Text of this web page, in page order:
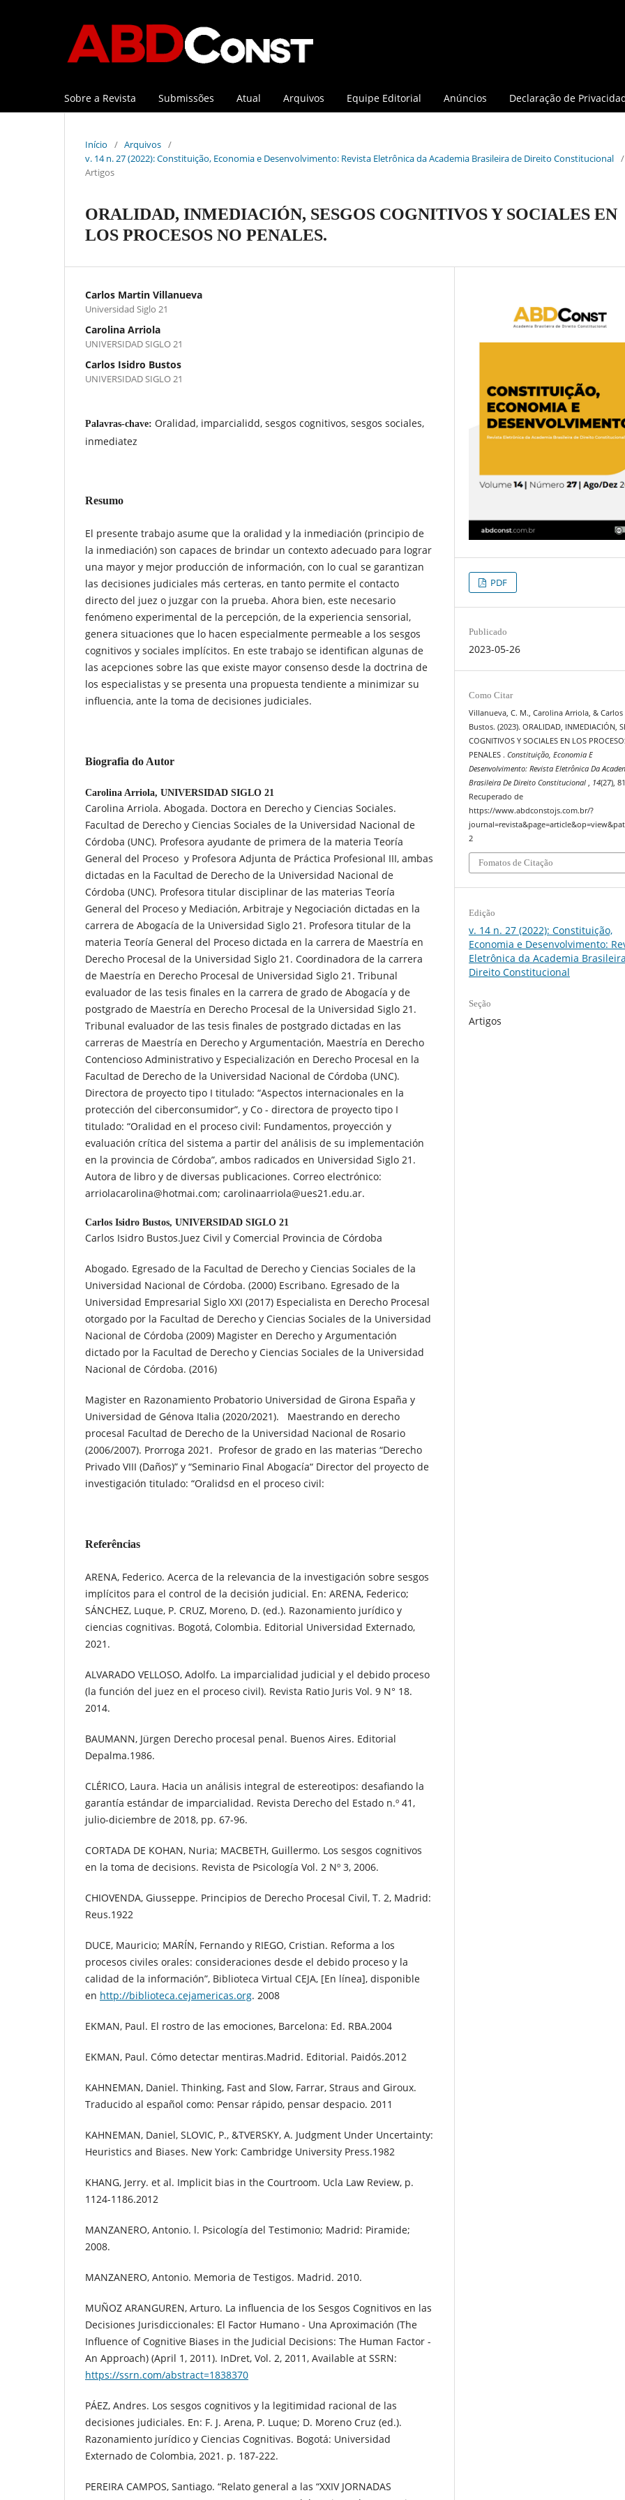
Sobre a Revista Submissões Atual Arquivos Equipe Editorial Anúncios Declaração de
Início / Arquivos /
v. 14 n. 27 (2022): Constituição, Economia e Desenvolvimento: Revista Eletrônica da Academia Brasileira de Direito Constitucional /
Artigos
ORALIDAD, INMEDIACIÓN, SESGOS COGNITIVOS Y SOCIALES EN
LOS PROCESOS NO PENALES.
Carlos Martin Villanueva
Universidad Siglo 21
Carolina Arriola
UNIVERSIDAD SIGLO 21
Carlos Isidro Bustos
UNIVERSIDAD SIGLO 21
Palavras-chave: Oralidad, imparcialidd, sesgos cognitivos, sesgos sociales,
inmediatez
Resumo
El presente trabajo asume que la oralidad y la inmediación (principio de
la inmediación) son capaces de brindar un contexto adecuado para lograr
una mayor y mejor producción de información, con lo cual se garantizan
las decisiones judiciales más certeras, en tanto permite el contacto
directo del juez o juzgar con la prueba. Ahora bien, este necesario
fenómeno experimental de la percepción, de la experiencia sensorial,
genera situaciones que lo hacen especialmente permeable a los sesgos
cognitivos y sociales implícitos. En este trabajo se identifican algunas de
las acepciones sobre las que existe mayor consenso desde la doctrina de
los especialistas y se presenta una propuesta tendiente a minimizar su
influencia, ante la toma de decisiones judiciales.
Biografia do Autor
Carolina Arriola, UNIVERSIDAD SIGLO 21
Carolina Arriola. Abogada. Doctora en Derecho y Ciencias Sociales.
Facultad de Derecho y Ciencias Sociales de la Universidad Nacional de
Córdoba (UNC). Profesora ayudante de primera de la materia Teoría
General del Proceso y Profesora Adjunta de Práctica Profesional III, ambas
dictadas en la Facultad de Derecho de la Universidad Nacional de
Córdoba (UNC). Profesora titular disciplinar de las materias Teoría
General del Proceso y Mediación, Arbitraje y Negociación dictadas en la
carrera de Abogacía de la Universidad Siglo 21. Profesora titular de la
materia Teoría General del Proceso dictada en la carrera de Maestría en
Derecho Procesal de la Universidad Siglo 21. Coordinadora de la carrera
de Maestría en Derecho Procesal de Universidad Siglo 21. Tribunal
evaluador de las tesis finales en la carrera de grado de Abogacía y de
postgrado de Maestría en Derecho Procesal de la Universidad Siglo 21.
Tribunal evaluador de las tesis finales de postgrado dictadas en las
carreras de Maestría en Derecho y Argumentación, Maestría en Derecho
Contencioso Administrativo y Especialización en Derecho Procesal en la
Facultad de Derecho de la Universidad Nacional de Córdoba (UNC).
Directora de proyecto tipo I titulado: “Aspectos internacionales en la
protección del ciberconsumidor”, y Co - directora de proyecto tipo I
titulado: “Oralidad en el proceso civil: Fundamentos, proyección y
evaluación crítica del sistema a partir del análisis de su implementación
en la provincia de Córdoba”, ambos radicados en Universidad Siglo 21.
Autora de libro y de diversas publicaciones. Correo electrónico:
arriolacarolina@hotmai.com; carolinaarriola@ues21.edu.ar.
Carlos Isidro Bustos, UNIVERSIDAD SIGLO 21
Carlos Isidro Bustos.Juez Civil y Comercial Provincia de Córdoba
Abogado. Egresado de la Facultad de Derecho y Ciencias Sociales de la
Universidad Nacional de Córdoba. (2000) Escribano. Egresado de la
Universidad Empresarial Siglo XXI (2017) Especialista en Derecho Procesal
otorgado por la Facultad de Derecho y Ciencias Sociales de la Universidad
Nacional de Córdoba (2009) Magister en Derecho y Argumentación
dictado por la Facultad de Derecho y Ciencias Sociales de la Universidad
Nacional de Córdoba. (2016)
Magister en Razonamiento Probatorio Universidad de Girona España y
Universidad de Génova Italia (2020/2021). Maestrando en derecho
procesal Facultad de Derecho de la Universidad Nacional de Rosario
(2006/2007). Prorroga 2021. Profesor de grado en las materias “Derecho
Privado VIII (Daños)” y “Seminario Final Abogacía“ Director del proyecto de
investigación titulado: “Oralidsd en el proceso civil:
Referências
ARENA, Federico. Acerca de la relevancia de la investigación sobre sesgos
implícitos para el control de la decisión judicial. En: ARENA, Federico;
SÁNCHEZ, Luque, P. CRUZ, Moreno, D. (ed.). Razonamiento jurídico y
ciencias cognitivas. Bogotá, Colombia. Editorial Universidad Externado,
2021.
ALVARADO VELLOSO, Adolfo. La imparcialidad judicial y el debido proceso
(la función del juez en el proceso civil). Revista Ratio Juris Vol. 9 N° 18.
2014.
BAUMANN, Jürgen Derecho procesal penal. Buenos Aires. Editorial
Depalma.1986.
CLÉRICO, Laura. Hacia un análisis integral de estereotipos: desafiando la
garantía estándar de imparcialidad. Revista Derecho del Estado n.º 41,
julio-diciembre de 2018, pp. 67-96.
CORTADA DE KOHAN, Nuria; MACBETH, Guillermo. Los sesgos cognitivos
en la toma de decisions. Revista de Psicología Vol. 2 Nº 3, 2006.
CHIOVENDA, Giusseppe. Principios de Derecho Procesal Civil, T. 2, Madrid:
Reus.1922
DUCE, Mauricio; MARÍN, Fernando y RIEGO, Cristian. Reforma a los
procesos civiles orales: consideraciones desde el debido proceso y la
calidad de la información”, Biblioteca Virtual CEJA, [En línea], disponible
en http://biblioteca.cejamericas.org. 2008
EKMAN, Paul. El rostro de las emociones, Barcelona: Ed. RBA.2004
EKMAN, Paul. Cómo detectar mentiras.Madrid. Editorial. Paidós.2012
KAHNEMAN, Daniel. Thinking, Fast and Slow, Farrar, Straus and Giroux.
Traducido al español como: Pensar rápido, pensar despacio. 2011
KAHNEMAN, Daniel, SLOVIC, P., &TVERSKY, A. Judgment Under Uncertainty:
Heuristics and Biases. New York: Cambridge University Press.1982
KHANG, Jerry. et al. Implicit bias in the Courtroom. Ucla Law Review, p.
1124-1186.2012
MANZANERO, Antonio. l. Psicología del Testimonio; Madrid: Piramide;
2008.
MANZANERO, Antonio. Memoria de Testigos. Madrid. 2010.
MUÑOZ ARANGUREN, Arturo. La influencia de los Sesgos Cognitivos en las
Decisiones Jurisdiccionales: El Factor Humano - Una Aproximación (The
Influence of Cognitive Biases in the Judicial Decisions: The Human Factor -
An Approach) (April 1, 2011). InDret, Vol. 2, 2011, Available at SSRN:
https://ssrn.com/abstract=1838370
PÁEZ, Andres. Los sesgos cognitivos y la legitimidad racional de las
decisiones judiciales. En: F. J. Arena, P. Luque; D. Moreno Cruz (ed.).
Razonamiento jurídico y Ciencias Cognitivas. Bogotá: Universidad
Externado de Colombia, 2021. p. 187-222.
PEREIRA CAMPOS, Santiago. “Relato general a las “XXIV JORNADAS
PDF
Publicado
2023-05-26
Como Citar
Villanueva, C. M., Carolina Arriola, & Carlos
Bustos. (2023). ORALIDAD, INMEDIACIÓN,
COGNITIVOS Y SOCIALES EN LOS
PENALES .Constituição, Economia E
Desenvolvimento: Revista Eletrônica Da
Brasileira De Direito Constitucional, 14(27),
Recuperado de
https://www.abdconstojs.com.br/?
2
Fomatos de Citação
Edição
v. 14 n. 27 (2022): Constituição,
Economia e Desenvolvimento:
Eletrônica da Academia
Direito Constitucional
Seção
Artigos